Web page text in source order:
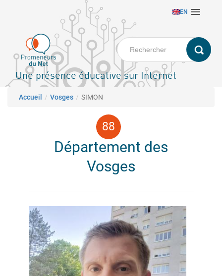
principal
EN 
Une présence éducative sur Internet
Fil d'Ariane
Accueil Vosges SIMON
Département des
Vosges